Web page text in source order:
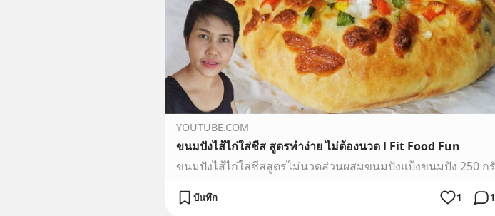
YOUTUBE.COM
ขนมปังไส้ไก่ใส่ชีส สูตรทำง่าย ไม่ต้องนวด l Fit Food Fun
บันทึก 1 1